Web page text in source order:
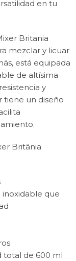
en tu
Britania
mezclar y licuar
está equipada
de altísima
y
tiene un diseño
Britânia
inoxidable que
total de 600 ml